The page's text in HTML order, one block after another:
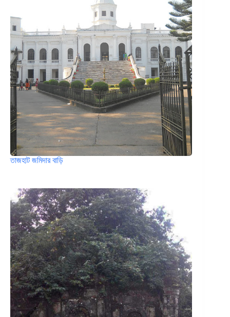
তাজহাট জমিদার বাড়ি